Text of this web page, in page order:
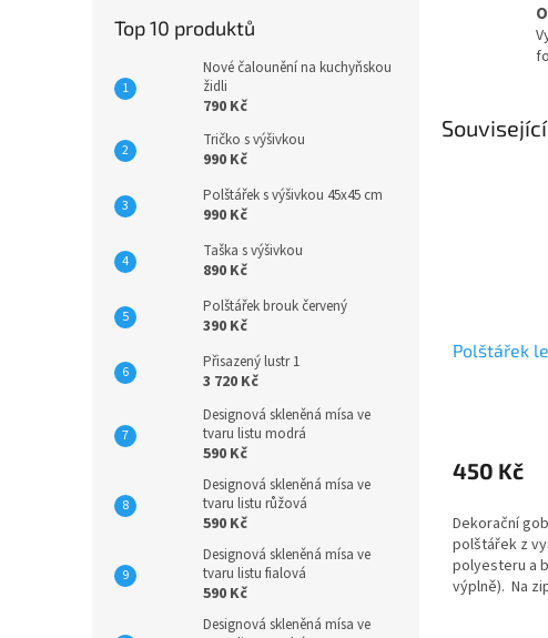
Top 10 produktů
Nové čalounění na kuchyňskou
židli
790 Kč
Tričko s výšivkou
990 Kč
Polštářek s výšivkou 45x45 cm
990 Kč
Taška s výšivkou
890 Kč
Polštářek brouk červený
390 Kč
Přisazený lustr 1
3 720 Kč
Designová skleněná mísa ve
tvaru listu modrá
590 Kč
Designová skleněná mísa ve
tvaru listu růžová
590 Kč
Designová skleněná mísa ve
tvaru listu fialová
590 Kč
Designová skleněná mísa ve
Polštářek
450 Kč
Dekorační
polštářek z
polyesteru a
výplně). Na